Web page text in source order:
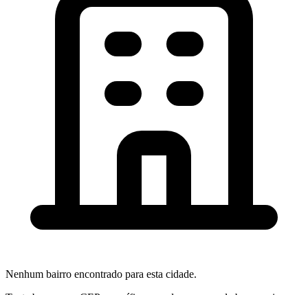
Nenhum bairro encontrado para esta cidade.